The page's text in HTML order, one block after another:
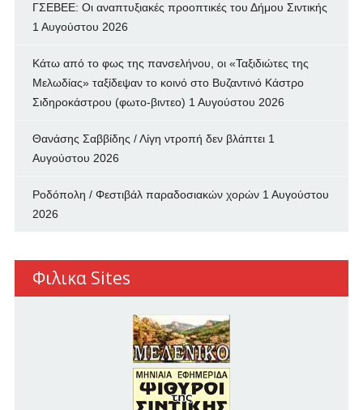
ΓΣΕΒΕΕ: Οι αναπτυξιακές προοπτικές του Δήμου Σιντικής
1 Αυγούστου 2026
Κάτω από το φως της πανσελήνου, οι «Ταξιδιώτες της
Μελωδίας» ταξίδεψαν το κοινό στο Βυζαντινό Κάστρο
Σιδηροκάστρου (φωτο-βιντεο) 1 Αυγούστου 2026
Θανάσης Σαββίδης / Λίγη ντροπή δεν βλάπτει 1
Αυγούστου 2026
Ροδόπολη / Φεστιβάλ παραδοσιακών χορών 1 Αυγούστου
2026
Φιλικα Sites